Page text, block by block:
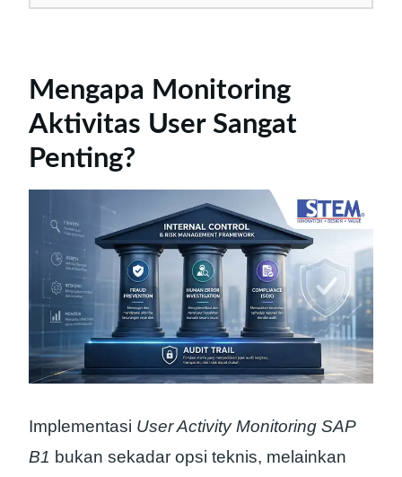
Mengapa Monitoring
Aktivitas User Sangat
Penting?
Implementasi User Activity Monitoring SAP
B1 bukan sekadar opsi teknis, melainkan